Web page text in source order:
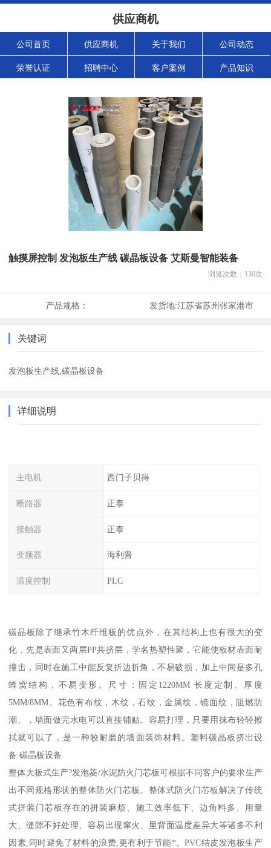
供应商机
公司首页 供应商机 关于我们 公司动态
荣誉认证 招聘中心 客户案例 产品知识
触摸屏控制 发泡板生产线 碳晶板设备 艾斯曼智能装备
浏览次数： 130次
产品规格： 发货地:江苏省苏州张家港市
关键词
发泡板生产线,碳晶板设备
详细说明
主电机 西门子贝得
断路器 正泰
接触器 正泰
变频器 海利普
温度控制 PLC
碳晶板除了继承竹木纤维板的优点外，在其结构上也有很大的变
化，先是表面又两层PP共挤层，学名热塑性聚，它能使板材表面耐
撞击，同时在施工中能反复折边折角，不易破损，加上中间是多孔
蜂窝结构，不易变形。尺寸：固定1220MM 长度定制、厚度
5MM/8MM。花色有布纹，木纹，石纹，金属纹，镜面纹，阻燃防
潮、，墙面做完水电可以直接铺贴。容易打理，只要用抹布轻轻擦
拭就可以了，是一种较耐磨的墙面装饰材料。塑料碳晶板挤出设
备 碳晶板设备
整体大板式生产?发泡菱/水泥防火门芯板可根据不同客户的要求生产
出不同规格形状的整体防火门芯板。整体式防火门芯板解决了传统
式拼装门芯板存在的拼装麻烦、施工效率低下、边角料多、用量
大、缝隙不好处理、容易出现窜火、里背面温度差异大等诸多不利
因素,同时避免了材料的浪费,更有利于节能*。PVC结皮发泡板生产